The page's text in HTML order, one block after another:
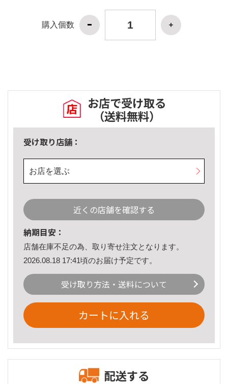
購入個数
お店で受け取る
（送料無料）
受け取り店舗：
お店を選ぶ
近くの店舗を確認する
納期目安：
店舗在庫不足の為、取り寄せ注文となります。
2026.08.18 17:41頃のお届け予定です。
受け取り方法・送料について
カートに入れる
配送する